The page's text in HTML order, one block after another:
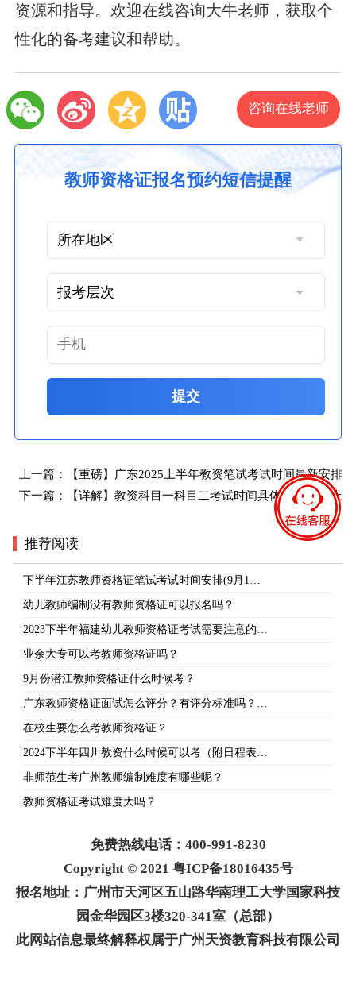
资源和指导。欢迎在线咨询大牛老师，获取个
性化的备考建议和帮助。
咨询在线老师
教师资格证报名预约短信提醒
提交
上一篇：
【重磅】广东2025上半年教资笔试考试时间最新安排
下一篇：
【详解】教资科目一科目二考试时间具体安排2025上
推荐阅读
下半年江苏教师资格证笔试考试时间安排(9月1…
幼儿教师编制没有教师资格证可以报名吗？
2023下半年福建幼儿教师资格证考试需要注意的…
业余大专可以考教师资格证吗？
9月份潜江教师资格证什么时候考？
广东教师资格证面试怎么评分？有评分标准吗？…
在校生要怎么考教师资格证？
2024下半年四川教资什么时候可以考（附日程表…
非师范生考广州教师编制难度有哪些呢？
教师资格证考试难度大吗？
免费热线电话：400-991-8230
Copyright © 2021 粤ICP备18016435号
报名地址：广州市天河区五山路华南理工大学国家科技
园金华园区3楼320-341室（总部）
此网站信息最终解释权属于广州天资教育科技有限公司